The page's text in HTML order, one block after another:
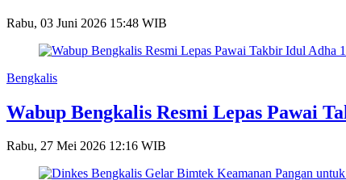
Rabu, 03 Juni 2026 15:48 WIB
Bengkalis
Wabup Bengkalis Resmi Lepas Pawai
Rabu, 27 Mei 2026 12:16 WIB